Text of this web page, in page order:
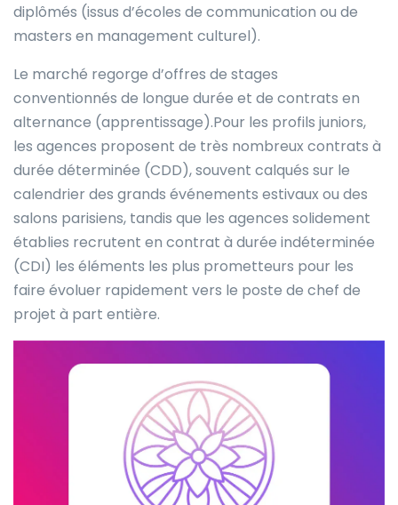
diplômés (issus d’écoles de communication ou de
masters en management culturel).
Le marché regorge d’offres de stages
conventionnés de longue durée et de contrats en
alternance (apprentissage).Pour les profils juniors,
les agences proposent de très nombreux contrats à
durée déterminée (CDD), souvent calqués sur le
calendrier des grands événements estivaux ou des
salons parisiens, tandis que les agences solidement
établies recrutent en contrat à durée indéterminée
(CDI) les éléments les plus prometteurs pour les
faire évoluer rapidement vers le poste de chef de
projet à part entière.